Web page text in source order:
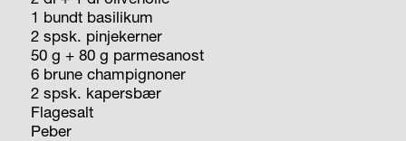
1 bundt basilikum
2 spsk. pinjekerner
50 g + 80 g parmesanost
6 brune champignoner
2 spsk. kapersbær
Flagesalt
Peber